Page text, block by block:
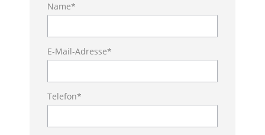
Name*
E-Mail-Adresse*
Telefon*